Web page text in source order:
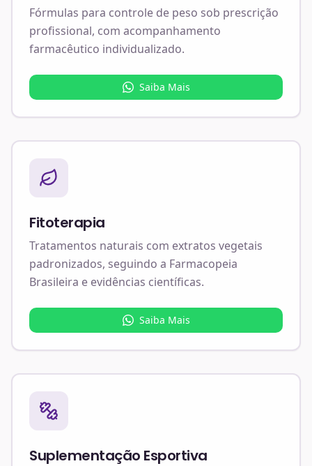
Fórmulas para controle de peso sob prescrição
profissional, com acompanhamento
farmacêutico individualizado.
Saiba Mais
Fitoterapia
Tratamentos naturais com extratos vegetais
padronizados, seguindo a Farmacopeia
Brasileira e evidências científicas.
Saiba Mais
Suplementação Esportiva